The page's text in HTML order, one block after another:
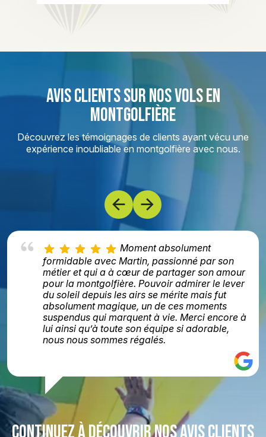
AVIS CLIENTS SUR NOS VOLS EN
MONTGOLFIÈRE
Découvrez les témoignages de clients ayant vécu une
expérience inoubliable en montgolfière avec nous.
Moment absolument
formidable avec Martin, passionné par son
métier et qui a à cœur de partager son amour
pour la montgolfière. Pouvoir admirer le lever
du soleil depuis les airs se mérite mais fut
absolument magique, un de ces moments
suspendus qui marquent à vie. Merci encore à
lui ainsi qu’à toute son équipe si adorable,
nous nous sommes régalés.